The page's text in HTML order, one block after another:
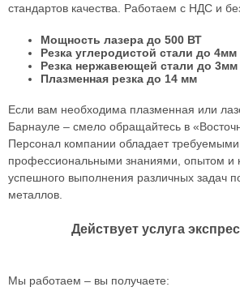
стандартов качества. Работаем с НДС и
Мощность лазера до 500 ВТ
Резка углеродистой стали до 4мм
Резка нержавеющей стали до 3мм
Плазменная резка до 14 мм
Если вам необходима плазменная или
Барнауле – смело обращайтесь в
Персонал компании обладает требуемыми
профессиональными знаниями, опытом и
успешного выполнения различных задач
металлов.
Действует услуга
Мы работаем – вы получаете: